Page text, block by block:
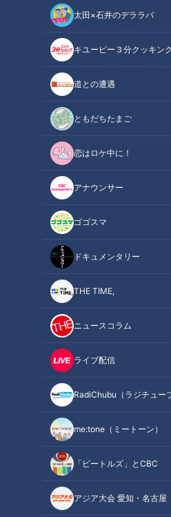
太田×石井のデララバ
キユーピー３分クッキン
道との遭遇
ともだちたまご
恋はロケ中に！
アナウンサー
ゴゴスマ
ドキュメンタリー
THE TIME,
ニュースコラム
ライブ配信
RadiChubu（ラジチュー
me:tone（ミートーン）
「ビートルズ」とCBC
アジア大会 愛知・名古屋
“巨大まねき猫”だけじゃなかった！
人気プロレスラー棚橋弘至が行く 陶器
この記事の画像（全14枚）
記事に